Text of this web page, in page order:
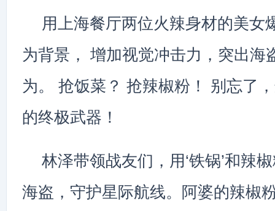
用上海餐厅两位火辣身材的美女
为背景， 增加视觉冲击力，突出海
为。 抢饭菜？ 抢辣椒粉！ 别忘了
的终极武器！
林泽带领战友们，用‘铁锅’和辣
海盗，守护星际航线。阿婆的辣椒